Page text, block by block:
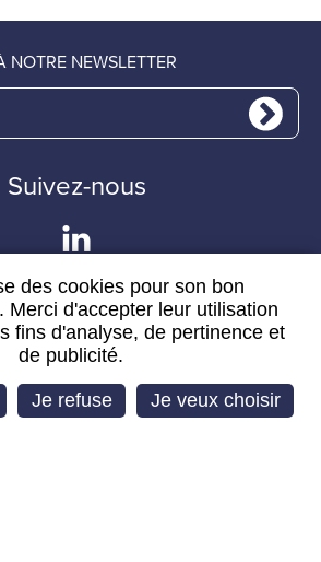
des cookies pour son bon
Merci d'accepter leur utilisation
fins d'analyse, de pertinence et
de publicité.
Je refuse Je veux choisir
NOTRE NEWSLETTER
Suivez-nous
MOYENS DE PAIEMENT
Paiement 100% sécurisé